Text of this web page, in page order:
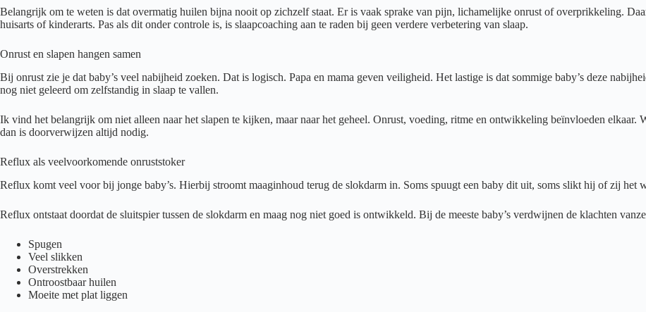
Belangrijk om te weten is dat overmatig huilen bijna nooit op zichzelf staat. Er is vaak sprake van pijn, lichamelijke onrust of overprikkeling.
huisarts of kinderarts. Pas als dit onder controle is, is slaapcoaching aan te raden bij geen verdere verbetering van slaap.
Onrust en slapen hangen samen
Bij onrust zie je dat baby’s veel nabijheid zoeken. Dat is logisch. Papa en mama geven veiligheid. Het lastige is dat sommige baby’s deze
nog niet geleerd om zelfstandig in slaap te vallen.
Ik vind het belangrijk om niet alleen naar het slapen te kijken, maar naar het geheel. Onrust, voeding, ritme en ontwikkeling beïnvloeden
dan is doorverwijzen altijd nodig.
Reflux als veelvoorkomende onruststoker
Reflux komt veel voor bij jonge baby’s. Hierbij stroomt maaginhoud terug de slokdarm in. Soms spuugt een baby dit uit, soms slikt hij of zij het
Reflux ontstaat doordat de sluitspier tussen de slokdarm en maag nog niet goed is ontwikkeld. Bij de meeste baby’s verdwijnen de klachten
Spugen
Veel slikken
Overstrekken
Ontroostbaar huilen
Moeite met plat liggen